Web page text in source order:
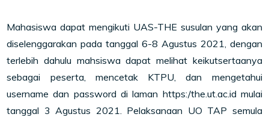
Mahasiswa dapat mengikuti UAS-THE susulan yang akan
diselenggarakan pada tanggal 6-8 Agustus 2021, dengan
terlebih dahulu mahsiswa dapat melihat keikutsertaanya
sebagai peserta, mencetak KTPU, dan mengetahui
username dan password di laman https:/the.ut.ac.id mulai
tanggal 3 Agustus 2021. Pelaksanaan UO TAP semula